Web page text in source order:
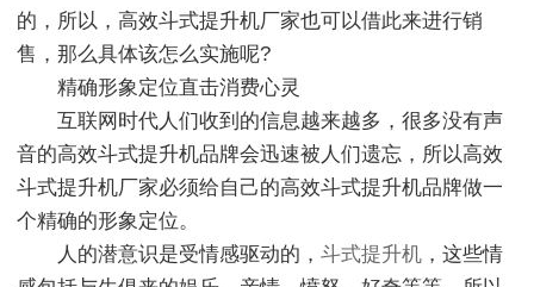
的，所以，高效斗式提升机厂家也可以借此来进行销
售，那么具体该怎么实施呢?
精确形象定位直击消费心灵
互联网时代人们收到的信息越来越多，很多没有声
音的高效斗式提升机品牌会迅速被人们遗忘，所以高效
斗式提升机厂家必须给自己的高效斗式提升机品牌做一
个精确的形象定位。
人的潜意识是受情感驱动的， 斗式提升机 ，这些情